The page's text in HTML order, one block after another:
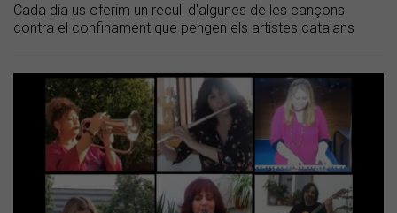
Cada dia us oferim un recull d'algunes de les cançons
contra el confinament que pengen els artistes catalans